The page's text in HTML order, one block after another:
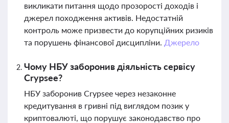
викликати питання щодо прозорості доходів і
джерел походження активів. Недостатній
контроль може призвести до корупційних ризиків
та порушень фінансової дисципліни. Джерело
Чому НБУ заборонив діяльність сервісу
Crypsee?
НБУ заборонив Crypsee через незаконне
кредитування в гривні під виглядом позик у
криптовалюті, що порушує законодавство про